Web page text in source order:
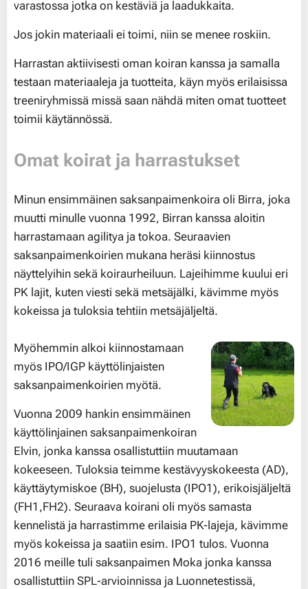
varastossa jotka on kestäviä ja laadukkaita.
Jos jokin materiaali ei toimi, niin se menee roskiin.
Harrastan aktiivisesti oman koiran kanssa ja samalla
testaan materiaaleja ja tuotteita, käyn myös erilaisissa
treeniryhmissä missä saan nähdä miten omat tuotteet
toimii käytännössä.
Omat koirat ja harrastukset
Minun ensimmäinen saksanpaimenkoira oli Birra, joka
muutti minulle vuonna 1992, Birran kanssa aloitin
harrastamaan agilitya ja tokoa. Seuraavien
saksanpaimenkoirien mukana heräsi kiinnostus
näyttelyihin sekä koiraurheiluun. Lajeihimme kuului eri
PK lajit, kuten viesti sekä metsäjälki, kävimme myös
kokeissa ja tuloksia tehtiin metsäjäljeltä.
Myöhemmin alkoi kiinnostamaan
myös IPO/IGP käyttölinjaisten
saksanpaimenkoirien myötä.
Vuonna 2009 hankin ensimmäinen
käyttölinjainen saksanpaimenkoiran
Elvin, jonka kanssa osallistuttiin muutamaan
kokeeseen. Tuloksia teimme kestävyyskokeesta (AD),
käyttäytymiskoe (BH), suojelusta (IPO1), erikoisjäljeltä
(FH1,FH2). Seuraava koirani oli myös samasta
kennelistä ja harrastimme erilaisia PK-lajeja, kävimme
myös kokeissa ja saatiin esim. IPO1 tulos. Vuonna
2016 meille tuli saksanpaimen Moka jonka kanssa
osallistuttiin SPL-arvioinnissa ja Luonnetestissä,